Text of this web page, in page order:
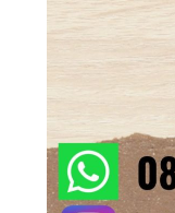
https://
anchor
https://
check
this